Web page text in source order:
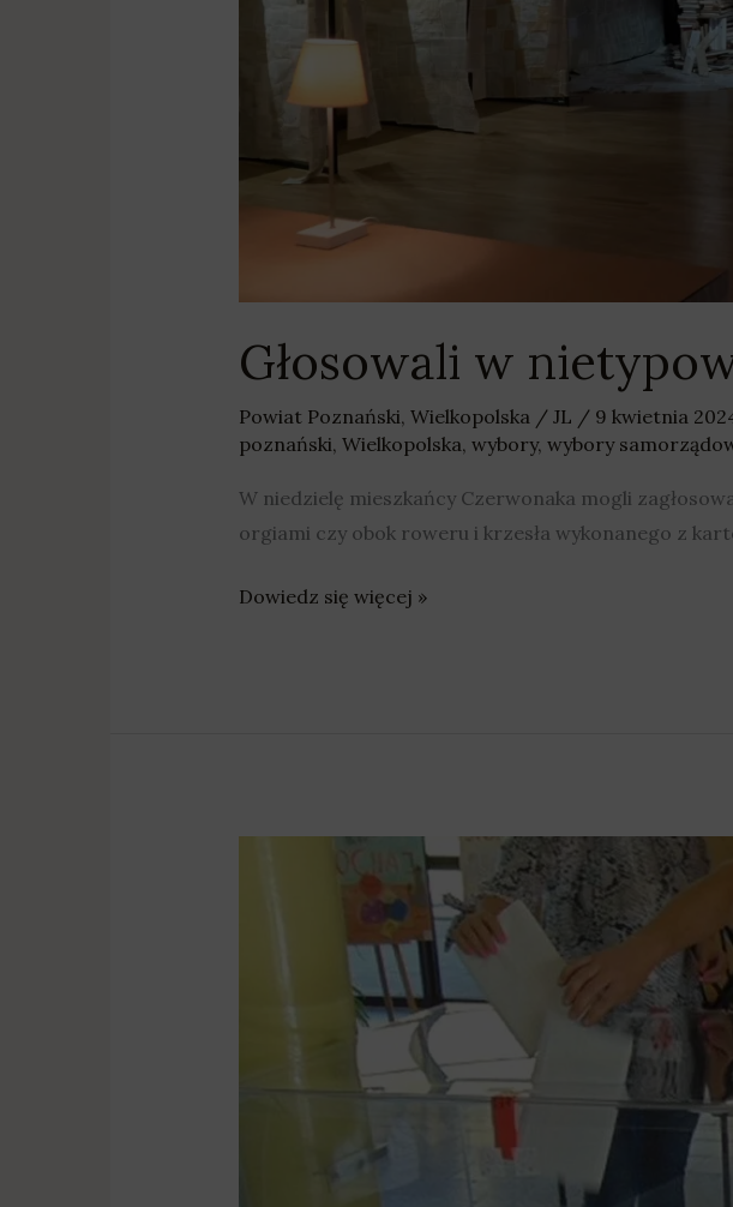
Głosowali w
Powiat Poznański, Wielkopolska/ JL / 9 kwietnia
poznański, Wielkopolska, wybory, wybory
W niedzielę mieszkańcy Czerwonaka mogli
orgiami czy obok roweru i krzesła wykonanego z
Dowiedz się więcej »
samorządowych
powiatu